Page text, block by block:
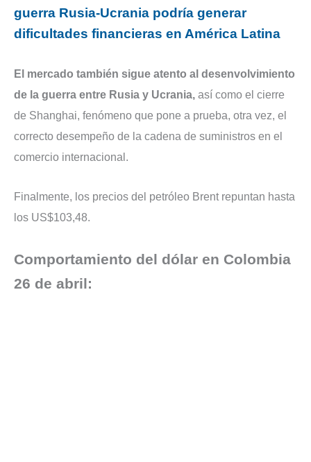
guerra Rusia-Ucrania podría generar
dificultades financieras en América Latina
El mercado también sigue atento al desenvolvimiento
de la guerra entre Rusia y Ucrania, así como el cierre
de Shanghai, fenómeno que pone a prueba, otra vez, el
correcto desempeño de la cadena de suministros en el
comercio internacional.
Finalmente, los precios del petróleo Brent repuntan hasta
los US$103,48.
Comportamiento del dólar en Colombia
26 de abril: